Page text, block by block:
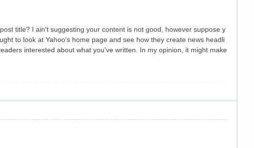
title? I ain't suggesting your content is not good, however suppose y
to look at Yahoo's home page and see how they create news headli
interested about what you've written. In my opinion, it might make